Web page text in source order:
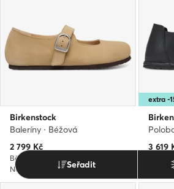
Birkenstock
Baleríny · Béžová
Aktuální cena
2 799 Kč
Běžná cena
Nejnižší cena
2 589 Kč
extra -
3 619
Seřadit